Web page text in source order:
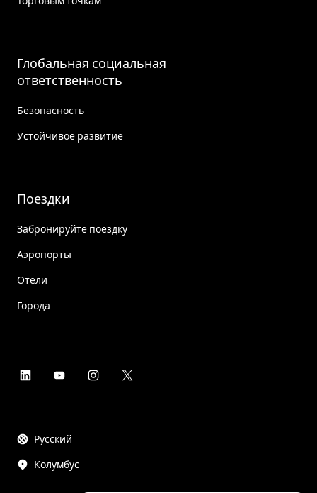
Глобальная социальная
ответственность
Безопасность
Устойчивое развитие
Поездки
Забронируйте поездку
Аэропорты
Отели
Города
Русский
Колумбус